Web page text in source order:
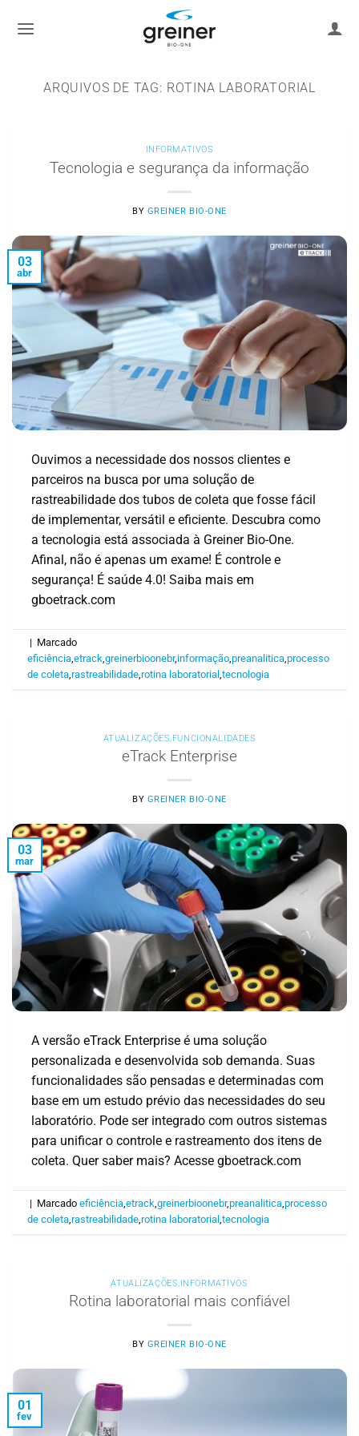
para
ARQUIVOS DE TAG: ROTINA LABORATORIAL
INFORMATIVOS
Tecnologia e segurança da informação
BY GREINER BIO-ONE
03
abr
Ouvimos a necessidade dos nossos clientes e
parceiros na busca por uma solução de
rastreabilidade dos tubos de coleta que fosse fácil
de implementar, versátil e eficiente. Descubra como
a tecnologia está associada à Greiner Bio-One.
Afinal, não é apenas um exame! É controle e
segurança! É saúde 4.0! Saiba mais em
gboetrack.com
| Marcado
eficiência,etrack,greinerbioonebr,informação,preanalitica,processo
de coleta,rastreabilidade,rotina laboratorial,tecnologia
ATUALIZAÇÕES,FUNCIONALIDADES
eTrack Enterprise
BY GREINER BIO-ONE
03
mar
A versão eTrack Enterprise é uma solução
personalizada e desenvolvida sob demanda. Suas
funcionalidades são pensadas e determinadas com
base em um estudo prévio das necessidades do seu
laboratório. Pode ser integrado com outros sistemas
para unificar o controle e rastreamento dos itens de
coleta. Quer saber mais? Acesse gboetrack.com
| Marcadoeficiência,etrack,greinerbioonebr,preanalitica,processo
de coleta,rastreabilidade,rotina laboratorial,tecnologia
ATUALIZAÇÕES,INFORMATIVOS
Rotina laboratorial mais confiável
BY GREINER BIO-ONE
01
fev